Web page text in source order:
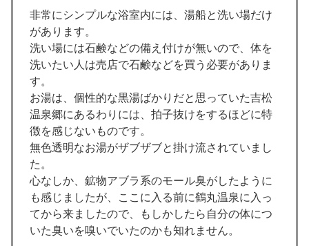
非常にシンプルな浴室内には、湯船と洗い場だけ
があります。
洗い場には石鹸などの備え付けが無いので、体を
洗いたい人は売店で石鹸などを買う必要がありま
す。
お湯は、個性的な黒湯ばかりだと思っていた吉松
温泉郷にあるわりには、拍子抜けをするほどに特
徴を感じないものです。
無色透明なお湯がザブザブと掛け流されていまし
た。
心なしか、鉱物アブラ系のモール臭がしたように
も感じましたが、ここに入る前に鶴丸温泉に入っ
てから来ましたので、もしかしたら自分の体につ
いた臭いを嗅いでいたのかも知れません。